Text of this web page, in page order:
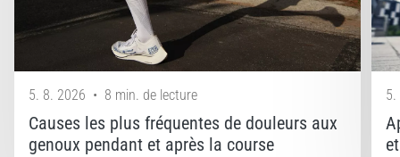
5. 8. 2026 • 8 min. de lecture
Causes les plus fréquentes de douleurs aux
genoux pendant et après la course
5.